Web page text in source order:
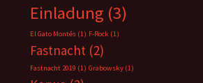
Einladung (3)
El Gato Montés (1) F-Rock (1)
Fastnacht (2)
Fastnacht 2019 (1) Grabowsky (1)